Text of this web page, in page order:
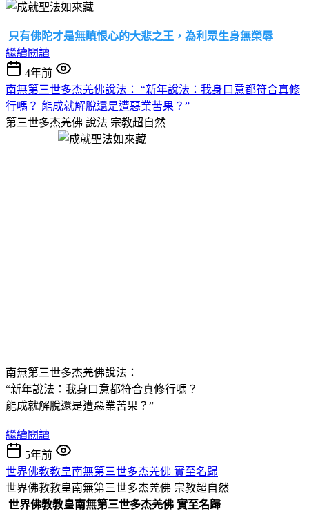
只有佛陀才是無瞋恨心的大悲之王，為利眾生身無榮辱
繼續閱讀
4年前
南無第三世多杰羌佛說法： “新年說法：我身口意都符合真修
行嗎？ 能成就解脫還是遭惡業苦果？”
第三世多杰羌佛 說法 宗教超自然
南無第三世多杰羌佛說法：
“新年說法：我身口意都符合真修行嗎？
能成就解脫還是遭惡業苦果？”
繼續閱讀
5年前
世界佛教教皇南無第三世多杰羌佛 實至名歸
世界佛教教皇南無第三世多杰羌佛 宗教超自然
世界佛教教皇南無第三世多杰羌佛 實至名歸